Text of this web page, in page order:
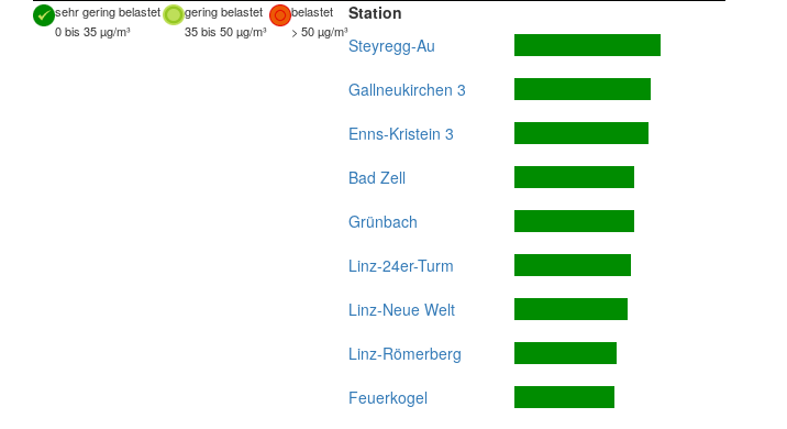
sehr gering belastet gering belastet
belastet
0 bis 35 µg/m³
35 bis 50 µg/m³ > 50 µg/m³
Station
Steyregg-Au
Gallneukirchen 3
Enns-Kristein 3
Bad Zell
Grünbach
Linz-24er-Turm
Linz-Neue Welt
Linz-Römerberg
Feuerkogel